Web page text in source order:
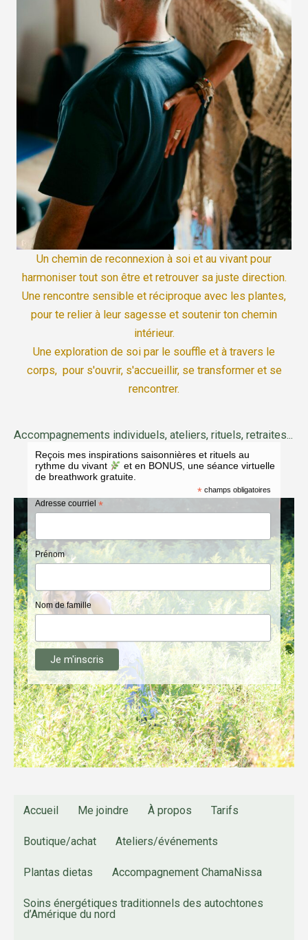
Un chemin de reconnexion à soi et au vivant pour
harmoniser tout son être et retrouver sa juste direction.
Une rencontre sensible et réciproque avec les plantes,
pour te relier à leur sagesse et soutenir ton chemin
intérieur.
Une exploration de soi par le souffle et à travers le
corps, pour s'ouvrir, s'accueillir, se transformer et se
rencontrer.
Accompagnements individuels, ateliers, rituels, retraites...
de breathwork gratuite.
* champs obligatoires
Nom de famille
Accueil Me joindre À propos Tarifs
Boutique/achat Ateliers/événements
Plantas dietas Accompagnement ChamaNissa
Soins énergétiques traditionnels des autochtones
d’Amérique du nord